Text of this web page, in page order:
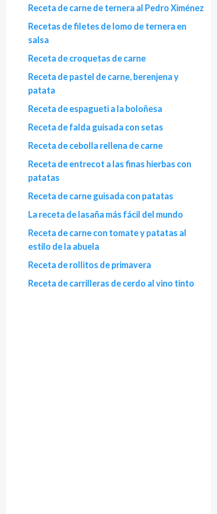
Receta de carne de ternera al Pedro Ximénez
Recetas de filetes de lomo de ternera en
salsa
Receta de croquetas de carne
Receta de pastel de carne, berenjena y
patata
Receta de espagueti a la boloñesa
Receta de falda guisada con setas
Receta de cebolla rellena de carne
Receta de entrecot a las finas hierbas con
patatas
Receta de carne guisada con patatas
La receta de lasaña más fácil del mundo
Receta de carne con tomate y patatas al
estilo de la abuela
Receta de rollitos de primavera
Receta de carrilleras de cerdo al vino tinto